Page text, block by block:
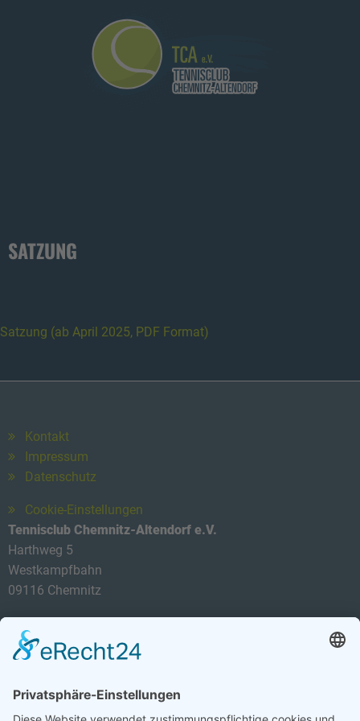
SATZUNG
Satzung (ab April 2025, PDF Format)
Kontakt
Impressum
Datenschutz
Cookie-Einstellungen
Tennisclub Chemnitz-Altendorf e.V.
Harthweg 5
Westkampfbahn
09116 Chemnitz
E-Mail: info@tca-ev.de